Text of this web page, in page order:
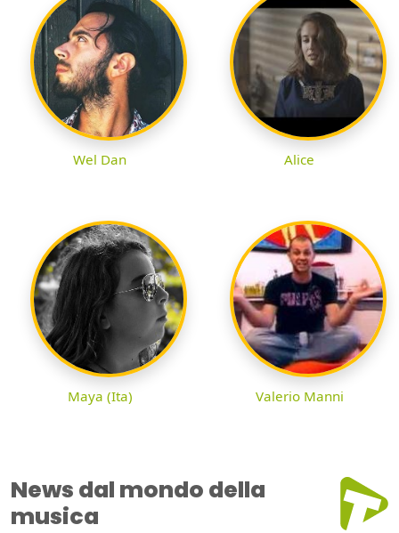
Wel Dan Alice
Maya (Ita) Valerio Manni
News dal mondo della
musica